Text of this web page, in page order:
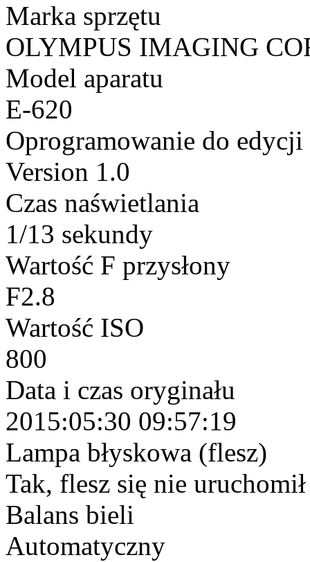
Marka sprzętu
OLYMPUS IMAGING
Model aparatu
E-620
Oprogramowanie do edycji
Version 1.0
Czas naświetlania
1/13 sekundy
Wartość F przysłony
F2.8
Wartość ISO
800
Data i czas oryginału
2015:05:30 09:57:19
Lampa błyskowa (flesz)
Tak, flesz się nie
Balans bieli
Automatyczny